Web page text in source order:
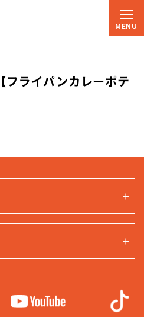
フライパンカレーポテ